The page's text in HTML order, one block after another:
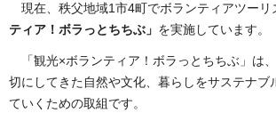
現在、秩父地域1市4町でボランティアツーリ
ティア！ボラっとちちぶ」 を実施しています。
「観光×ボランティア！ボラっとちちぶ」は
切にしてきた自然や文化、暮らしをサステナブ
ていくための取組です。